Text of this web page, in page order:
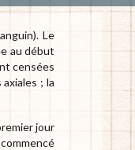
Le
au début
censées
; la
jour